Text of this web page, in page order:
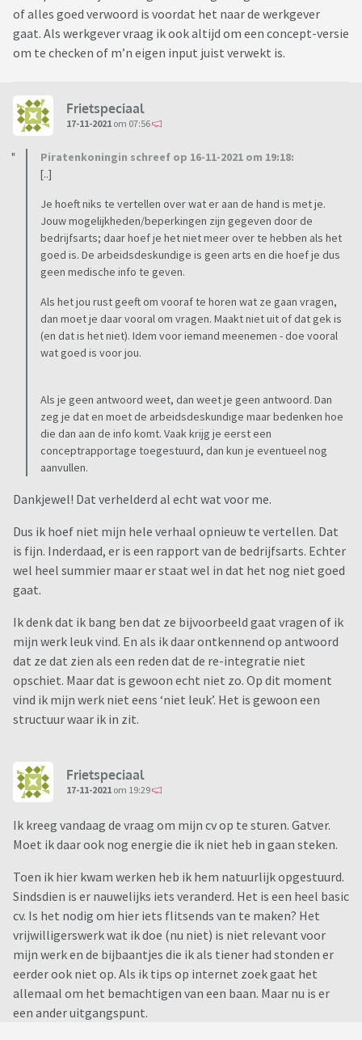
of alles goed verwoord is voordat het naar de werkgever
gaat. Als werkgever vraag ik ook altijd om een concept-versie
om te checken of m’n eigen input juist verwekt is.
Frietspeciaal
17-11-2021 om 07:56
Piratenkoningin schreef op 16-11-2021 om 19:18:
[..]
Je hoeft niks te vertellen over wat er aan de hand is met je.
Jouw mogelijkheden/beperkingen zijn gegeven door de
bedrijfsarts; daar hoef je het niet meer over te hebben als het
goed is. De arbeidsdeskundige is geen arts en die hoef je dus
geen medische info te geven.
Als het jou rust geeft om vooraf te horen wat ze gaan vragen,
dan moet je daar vooral om vragen. Maakt niet uit of dat gek is
(en dat is het niet). Idem voor iemand meenemen - doe vooral
wat goed is voor jou.
Als je geen antwoord weet, dan weet je geen antwoord. Dan
zeg je dat en moet de arbeidsdeskundige maar bedenken hoe
die dan aan de info komt. Vaak krijg je eerst een
conceptrapportage toegestuurd, dan kun je eventueel nog
aanvullen.
Dankjewel! Dat verhelderd al echt wat voor me.
Dus ik hoef niet mijn hele verhaal opnieuw te vertellen. Dat
is fijn. Inderdaad, er is een rapport van de bedrijfsarts. Echter
wel heel summier maar er staat wel in dat het nog niet goed
gaat.
Ik denk dat ik bang ben dat ze bijvoorbeeld gaat vragen of ik
mijn werk leuk vind. En als ik daar ontkennend op antwoord
dat ze dat zien als een reden dat de re-integratie niet
opschiet. Maar dat is gewoon echt niet zo. Op dit moment
vind ik mijn werk niet eens ‘niet leuk’. Het is gewoon een
structuur waar ik in zit.
Frietspeciaal
17-11-2021 om 19:29
Ik kreeg vandaag de vraag om mijn cv op te sturen. Gatver.
Moet ik daar ook nog energie die ik niet heb in gaan steken.
Toen ik hier kwam werken heb ik hem natuurlijk opgestuurd.
Sindsdien is er nauwelijks iets veranderd. Het is een heel basic
cv. Is het nodig om hier iets flitsends van te maken? Het
vrijwilligerswerk wat ik doe (nu niet) is niet relevant voor
mijn werk en de bijbaantjes die ik als tiener had stonden er
eerder ook niet op. Als ik tips op internet zoek gaat het
allemaal om het bemachtigen van een baan. Maar nu is er
een ander uitgangspunt.